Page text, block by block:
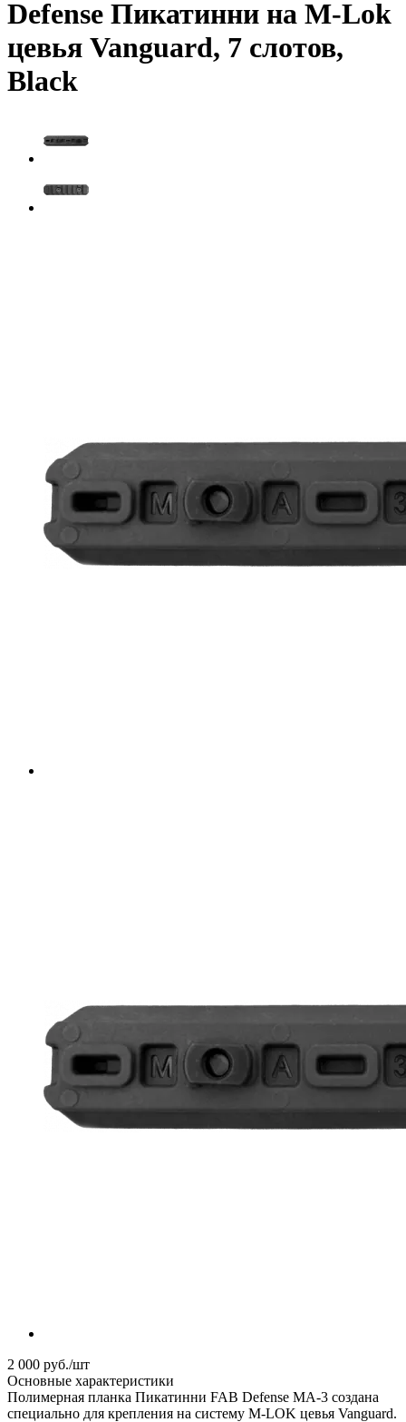
Defense Пикатинни на M-Lok
цевья Vanguard, 7 слотов,
Black
2 000 руб./шт
Основные характеристики
Полимерная планка Пикатинни FAB Defense MA-3 создана
специально для крепления на систему M-LOK цевья Vanguard.